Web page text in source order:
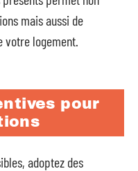
mais aussi de
votre logement.
pour
adoptez des